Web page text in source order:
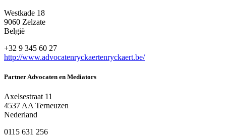
Westkade 18
9060 Zelzate
België
+32 9 345 60 27
http://www.advocatenryckaertenryckaert.be/
Partner Advocaten en Mediators
Axelsestraat 11
4537 AA Terneuzen
Nederland
0115 631 256